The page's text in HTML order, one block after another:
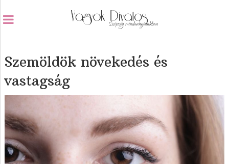
Szemöldök növekedés és
vastagság